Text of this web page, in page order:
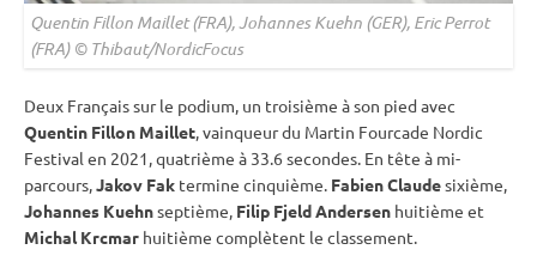
Quentin Fillon Maillet (FRA), Johannes Kuehn (GER), Eric Perrot
(FRA) © Thibaut/NordicFocus
Deux Français sur le podium, un troisième à son pied avec
Quentin Fillon Maillet, vainqueur du Martin Fourcade Nordic
Festival en 2021, quatrième à 33.6 secondes. En tête à mi-
parcours,Jakov Fak termine cinquième. Fabien Claudesixième,
Johannes Kuehnseptième, Filip Fjeld Andersen huitième et
Michal Krcmar huitième complètent le classement.